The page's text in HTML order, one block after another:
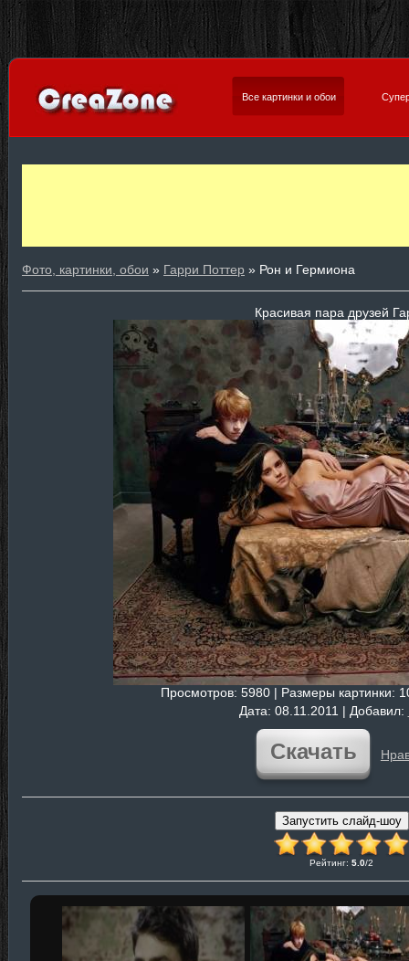
Все картинки и обои
Фото, картинки, обои » Гарри Поттер » Рон и Гермиона
Красивая пара друзей
Просмотров: 5980 | Размеры картинки:
Дата: 08.11.2011 | Добавил:
Скачать
Рейтинг: 5.0/2